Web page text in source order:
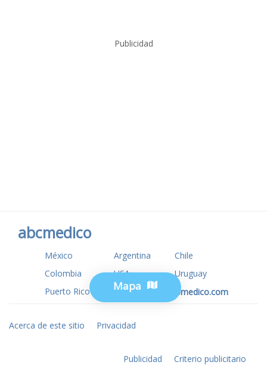
Mapa
Publicidad
abcmedico
México Argentina
Chile
Colombia
USA
Uruguay
Puerto Rico
www.tuotromedico.com
Acerca de este sitio Privacidad
Publicidad Criterio publicitario